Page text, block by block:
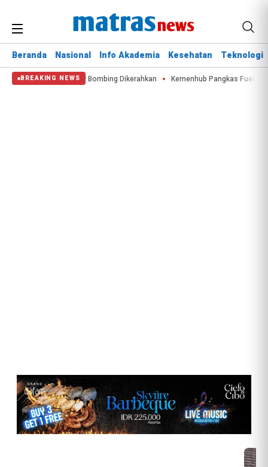
Beranda Nasional Info Akademia Kesehatan Teknologi
BREAKING NEWS
60 Hektare, Water Bombing Dikerahkan Kemenhub Pangkas Fuel